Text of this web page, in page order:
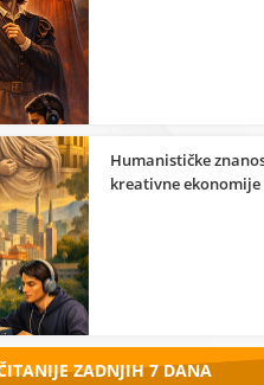
Humanističke
kreativne ekonomije
ZADNJIH 7 DANA